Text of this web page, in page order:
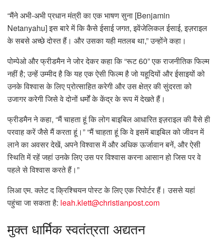
“मैंने अभी-अभी प्रधान मंत्री का एक भाषण सुना [Benjamin
Netanyahu] इस बारे में कि कैसे ईसाई जगत, इवेंजेलिकल ईसाई, इज़राइल
के सबसे अच्छे दोस्त हैं। और उसका यही मतलब था,” उन्होंने कहा।
पोम्पेओ और फ्रीडमैन ने जोर देकर कहा कि “रूट 60” एक राजनीतिक फिल्म
नहीं है; उन्हें उम्मीद है कि यह एक ऐसी फिल्म है जो यहूदियों और ईसाइयों को
उनके विश्वास के लिए प्रोत्साहित करेगी और उस क्षेत्र की सुंदरता को
उजागर करेगी जिसे वे दोनों धर्मों के केंद्र के रूप में देखते हैं।
फ्रीडमैन ने कहा, “मैं चाहता हूं कि लोग बाइबिल आधारित इज़राइल की वैसे ही
परवाह करें जैसे मैं करता हूं।” “मैं चाहता हूं कि वे इसमें बाइबिल को जीवन में
लाने का अवसर देखें, अपने विश्वास में और अधिक ऊर्जावान बनें, और ऐसी
स्थिति में रहें जहां उनके लिए उस पर विश्वास करना आसान हो जिस पर वे
पहले से विश्वास करते हैं।”
लिआ एम. क्लेट द क्रिश्चियन पोस्ट के लिए एक रिपोर्टर हैं। उससे यहां
पहुंचा जा सकता है: leah.klett@christianpost.com
मुक्तधार्मिक स्वतंत्रता अद्यतन